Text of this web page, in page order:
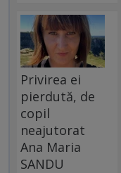
Privirea ei
pierdută, de
copil
neajutorat
Ana Maria
SANDU